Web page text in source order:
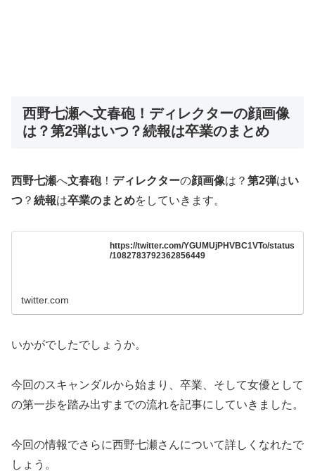
西野七瀬へ文春砲！ディレクターの顔画像
は？第2弾はいつ？続報は卒業のまとめ
西野七瀬へ文春砲！ ディレクターの顔画像は？ 第2弾はい
つ ？ 続報は卒業のまとめをしていきます。
https://twitter.com/YGUMUjPHVBC1VTo/status
/1082783792362856449
twitter.com
いかがでしたでしょうか。
今回のスキャンダルから始まり、卒業、そして女優として
の第一歩を踏み出すまでの流れを記事にしていきました。
今回の情報でさらに西野七瀬さんについて詳しくなれたで
しょう。